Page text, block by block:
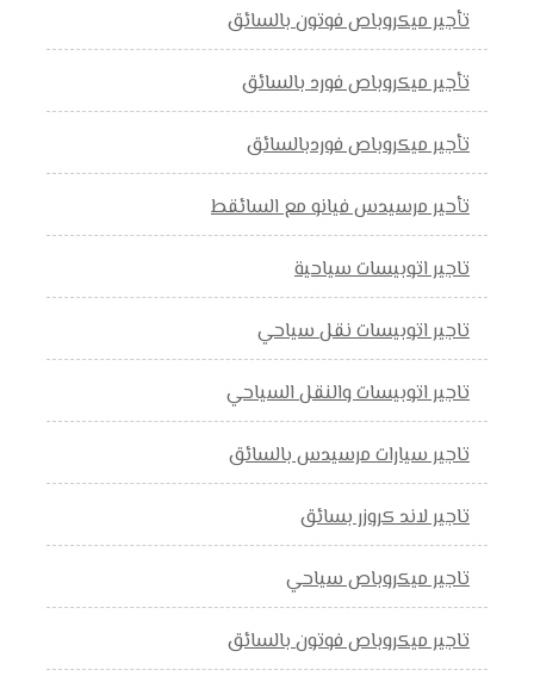
تأجير ميكروباص فوتون بالسائق
تأجير ميكروباص فورد بالسائق
تأجير ميكروباص فوردبالسائق
تأحير مرسيدس فيانو مع السائقط
تاجير اتوبيسات سياحية
تاجير اتوبيسات نقل سياحي
تاجير اتوبيسات والنقل السياحي
تاجير سيارات مرسيدس بالسائق
تاجير لاند كروزر بسائق
تاجير ميكروباص سياحي
تاجير ميكروباص فوتون بالسائق